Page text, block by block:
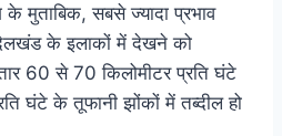
के मुताबिक, सबसे ज्यादा प्रभाव
के इलाकों में देखने को
60 से 70 किलोमीटर प्रति घंटे
घंटे के तूफानी झोंकों में तब्दील हो